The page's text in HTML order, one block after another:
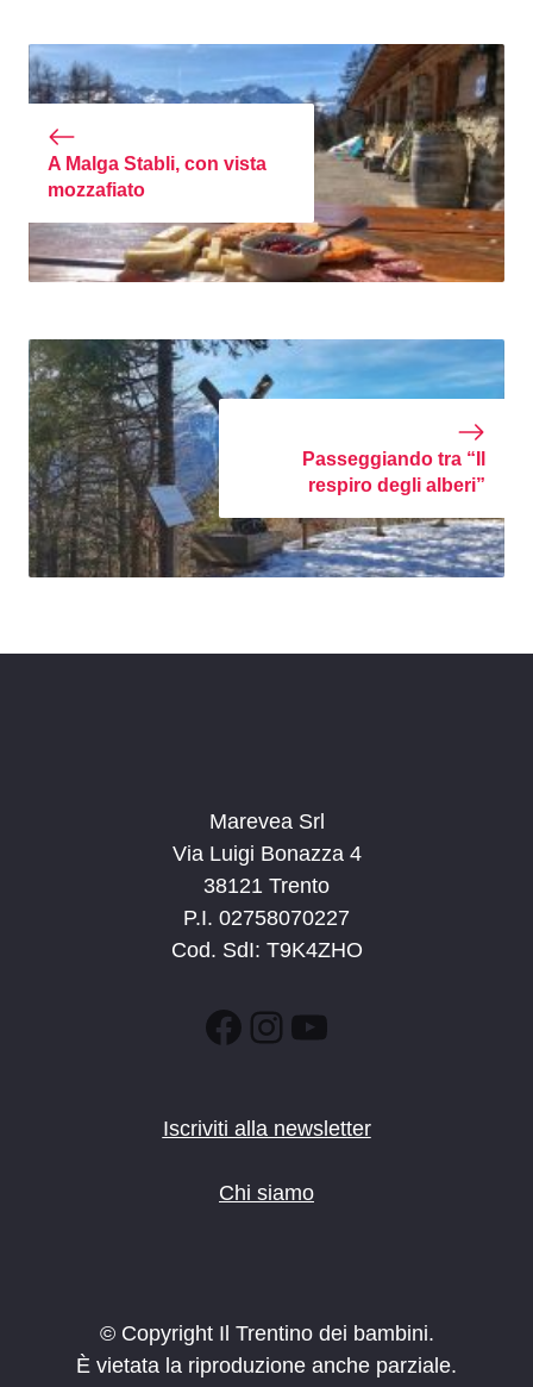
A Malga Stabli, con vista
mozzafiato
Passeggiando tra “Il
respiro degli alberi”
Marevea Srl
Via Luigi Bonazza 4
38121 Trento
P.I. 02758070227
Cod. SdI: T9K4ZHO
Facebook
Instagram
YouTube
Iscriviti alla newsletter
Chi siamo
© Copyright Il Trentino dei bambini.
È vietata la riproduzione anche parziale.